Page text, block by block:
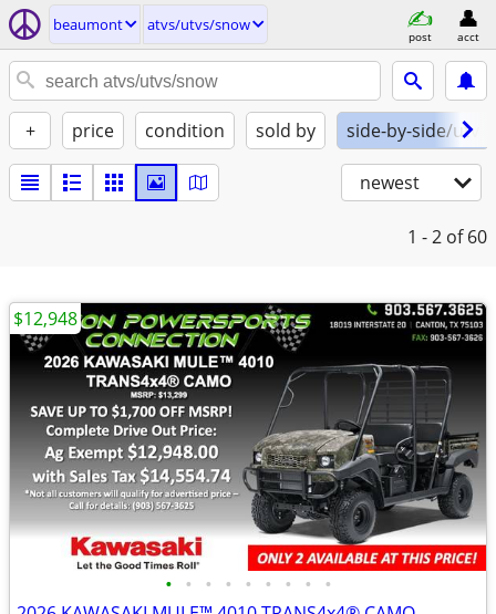
beaumont atvs/utvs/snow
post acct
+ price condition sold by side-by-side/utv
newest
1 - 2 of 60
• • • • • • • • •
$12,948